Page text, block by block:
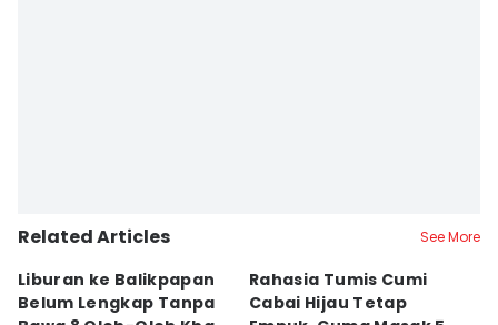
Related Articles See More
Liburan ke Balikpapan
Belum Lengkap Tanpa
Rahasia Tumis Cumi
Cabai Hijau Tetap